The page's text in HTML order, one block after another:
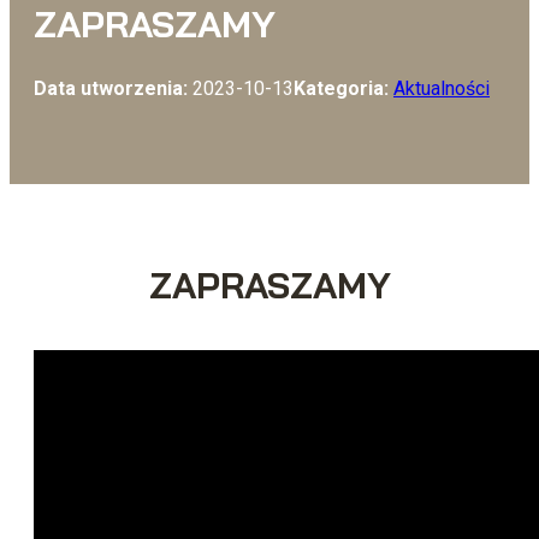
ZAPRASZAMY
Data utworzenia: 2023-10-13Kategoria: Aktualności
ZAPRASZAMY